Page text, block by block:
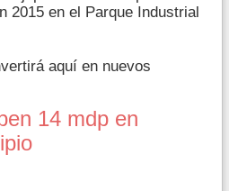
2015 en el Parque Industrial
aquí en nuevos
14 mdp en